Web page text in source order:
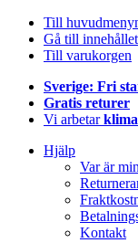
Till
Gå till innehållet
Till varukorgen
Sverige: Fri
Gratis returer
Vi arbetar
Hjälp
Var är
Kontakt